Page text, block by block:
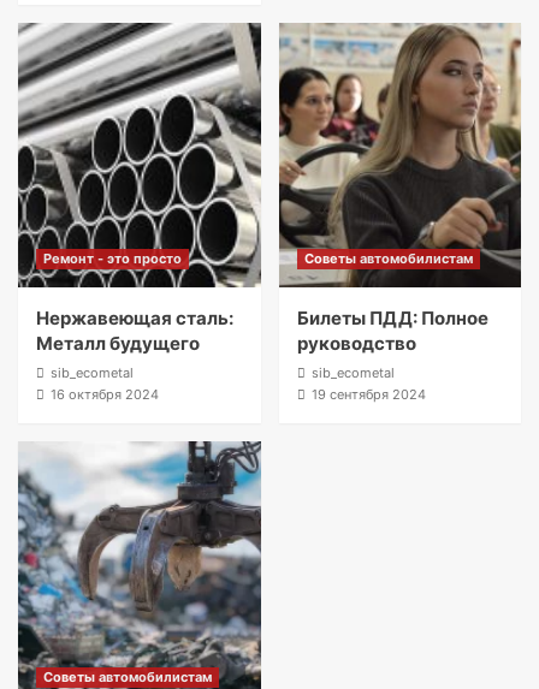
Ремонт - это просто
Нержавеющая сталь:
Металл будущего
sib_ecometal
16 октября 2024
Советы автомобилистам
Билеты ПДД: Полное
руководство
sib_ecometal
19 сентября 2024
Советы автомобилистам